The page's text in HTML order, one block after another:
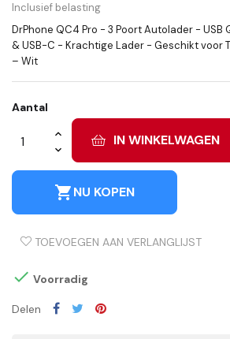
Inclusief belasting
DrPhone QC4 Pro - 3 Poort Autolader - USB
& USB-C - Krachtige Lader - Geschikt voor
– Wit
Aantal
IN WINKELWAGEN
shopping_cartNU KOPEN
TOEVOEGEN AAN VERLANGLIJST
 Voorradig
Delen